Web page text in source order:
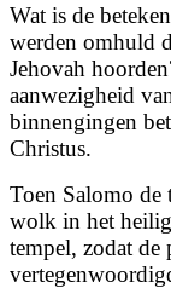
Wat is de
werden omhuld
Jehovah
aanwezigheid
binnengingen
Christus.
Toen Salomo de
wolk in het
tempel, zodat de